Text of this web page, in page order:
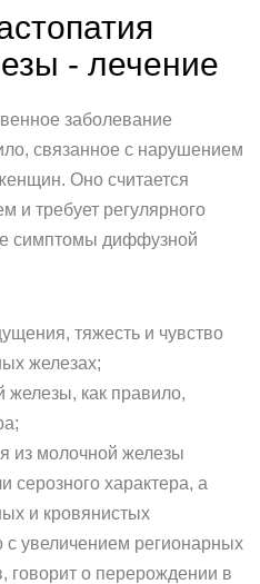
- лечение
заболевание
связанное с нарушением
Оно считается
и требует регулярного
симптомы диффузной
тяжесть и чувство
железах;
железы, как правило,
из молочной железы
серозного характера, а
и кровянистых
увеличением регионарных
говорит о перерождении в